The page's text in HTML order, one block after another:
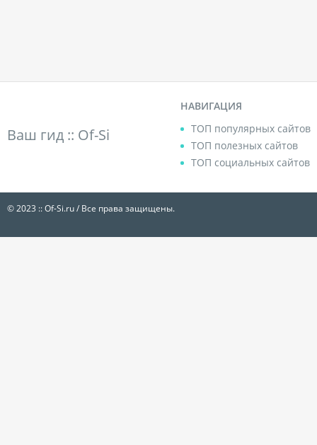
Ваш гид :: Of-Si
НАВИГАЦИЯ
ТОП популярных сайтов
ТОП полезных сайтов
ТОП социальных сайтов
© 2023 :: Of-Si.ru / Все права защищены.